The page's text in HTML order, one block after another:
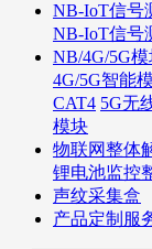
NB-IoT信号
NB-IoT信号
NB/4G/5G
4G/5G智能
CAT4 5G无
模块
物联网整体
锂电池监控
声纹采集盒
产品定制服